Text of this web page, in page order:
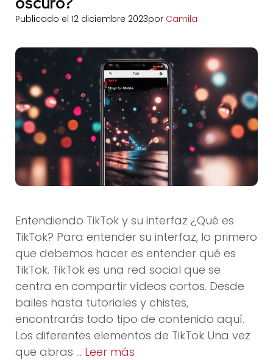
Publicado el 12 diciembre 2023por Camila
Entendiendo TikTok y su interfaz ¿Qué es
TikTok? Para entender su interfaz, lo primero
que debemos hacer es entender qué es
TikTok. TikTok es una red social que se
centra en compartir vídeos cortos. Desde
bailes hasta tutoriales y chistes,
encontrarás todo tipo de contenido aquí.
Los diferentes elementos de TikTok Una vez
que abras … Leer más